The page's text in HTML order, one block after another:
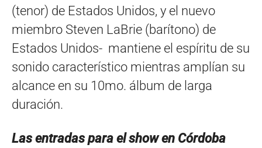
(tenor) de Estados Unidos, y el nuevo
miembro Steven LaBrie (barítono) de
Estados Unidos- mantiene el espíritu de su
sonido característico mientras amplían su
alcance en su 10mo. álbum de larga
duración.
Las entradas para el show en Córdoba